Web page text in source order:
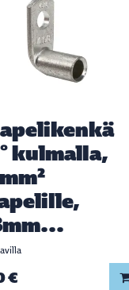
kulmalla,
€